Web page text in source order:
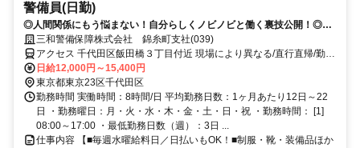
警備員(日勤)
◎人間関係にもう悩まない！自分らしくノビノビと働く裏技公開！◎ス
マホ応募から電話面接で最短15分で内定！
三和警備保障株式会社 錦糸町支社(039)
アクセス 千代田区飯田橋３丁目付近 現場により異なる/直行直帰/勤務
地相談可 ■電話面接■来社不要
日給12,000円～15,400円
東京都東京23区千代田区
勤務時間 実働時間：8時間/日 平均勤務日数：1ヶ月あたり12日～22
日 ・勤務曜日：月・火・水・木・金・土・日・祝 ・勤務時間： [1]
08:00～17:00 ・最低勤務日数（週）：3日 ...
仕事内容 【■毎週水曜給料日／日払いもOK！■制服・靴・装備品ほか